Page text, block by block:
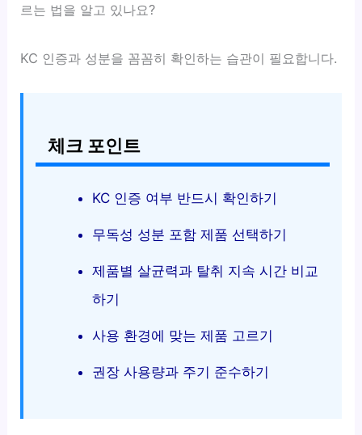
르는 법을 알고 있나요?
KC 인증과 성분을 꼼꼼히 확인하는 습관이 필요합니다.
체크 포인트
KC 인증 여부 반드시 확인하기
무독성 성분 포함 제품 선택하기
제품별 살균력과 탈취 지속 시간 비교
하기
사용 환경에 맞는 제품 고르기
권장 사용량과 주기 준수하기